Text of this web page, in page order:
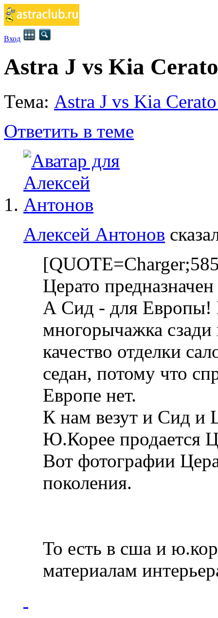
Вход
Astra J vs Kia
Тема: Astra J vs Kia
Ответить в теме
Алексей Антонов
Церато
А Сид - для Европы!
многорычажка
качество отделки
седан, потому что
Европе нет.
К нам везут и Сид
Ю.Корее продается
Вот фотографии
поколения.
То есть в сша и
материалам